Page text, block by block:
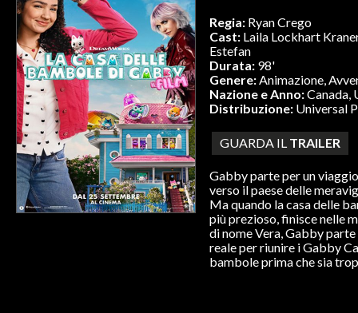
Regia: Ryan Crego
Cast: Laila Lockhart
Estefan
Durata: 98'
Genere:Animazione,
Nazione e Anno:Canada,
Distribuzione: Universal
GUARDA IL TRAILER
Gabby parte per un
verso il paese delle
Ma quando la casa delle
più prezioso, finisce nelle
di nome Vera, Gabby
reale per riunire i Gabby
bambole prima che sia